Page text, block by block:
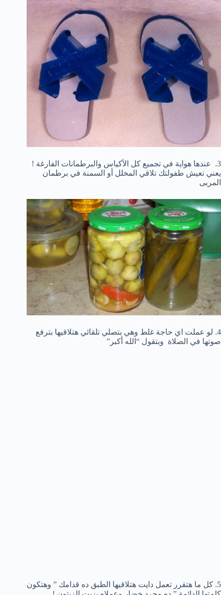
3. عندها هواية في تجميع كل الأكياس والبرطمانات الفارغة !
يعني تعيش طفولتك تلاقي المخلل أو السمنة في برطمان
المربى
4. لو عملت اي حاجة غلط وهي بتصلي تلقائي هتلاقيها بترفع
صوتها في الصلاة وبتقول “الله أكبر”
5. كل ما هتقرر تعمل دايت هتلاقيها الطبق ده قدامك ” وهتكون